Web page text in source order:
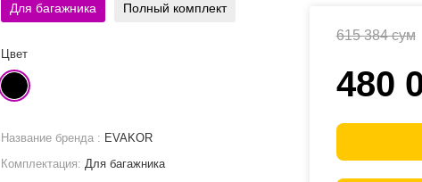
615 384 сум
480
Для багажника Полный комплект
Цвет
Название бренда : EVAKOR
Комплектация:Для багажника